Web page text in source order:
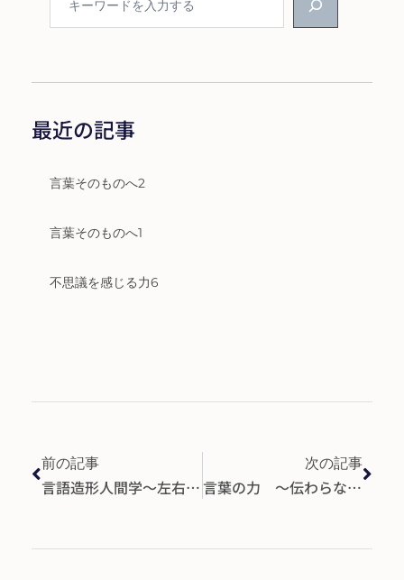
最近の記事
言葉そのものへ2
言葉そのものへ1
不思議を感じる力6
前の記事
言語造形人間学～左右バランス～
次の記事
言葉の力 ～伝わらないのは、なぜ？～